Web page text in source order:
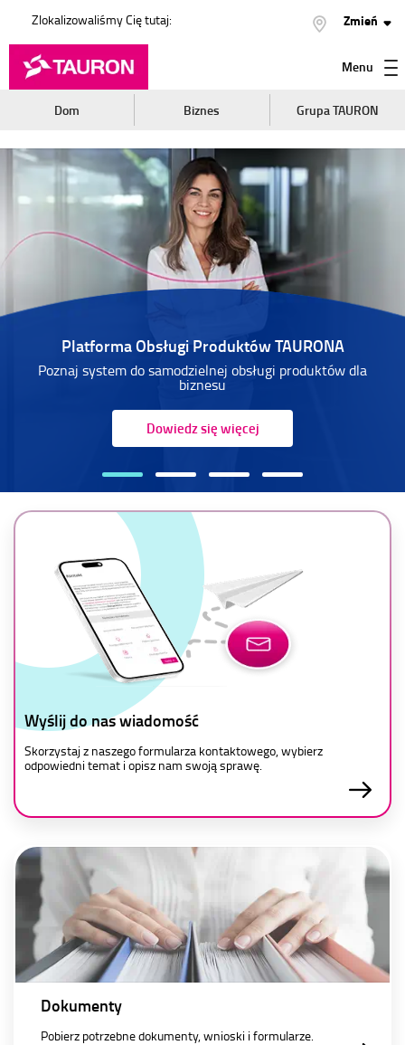
Zlokalizowaliśmy Cię tutaj: Zmień
Menu
Dom Biznes Grupa TAURON
Platforma Obsługi Produktów TAURONA
Poznaj system do samodzielnej obsługi produktów dla
biznesu
Dowiedz się więcej
Wyślij do nas wiadomość
Skorzystaj z naszego formularza kontaktowego, wybierz
odpowiedni temat i opisz nam swoją sprawę.
Dokumenty
Pobierz potrzebne dokumenty, wnioski i formularze.